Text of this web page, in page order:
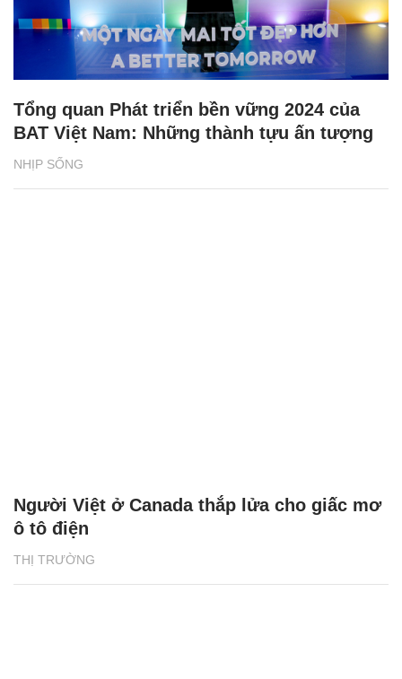
NHỊP SỐNG
Tổng quan Phát triển bền vững 2024 của
BAT Việt Nam: Những thành tựu ấn tượng
THỊ TRƯỜNG
Người Việt ở Canada thắp lửa cho giấc mơ
ô tô điện